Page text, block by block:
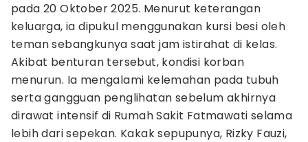
pada 20 Oktober 2025. Menurut keterangan
keluarga, ia dipukul menggunakan kursi besi oleh
teman sebangkunya saat jam istirahat di kelas.
Akibat benturan tersebut, kondisi korban
menurun. Ia mengalami kelemahan pada tubuh
serta gangguan penglihatan sebelum akhirnya
dirawat intensif di Rumah Sakit Fatmawati selama
lebih dari sepekan. Kakak sepupunya, Rizky Fauzi,